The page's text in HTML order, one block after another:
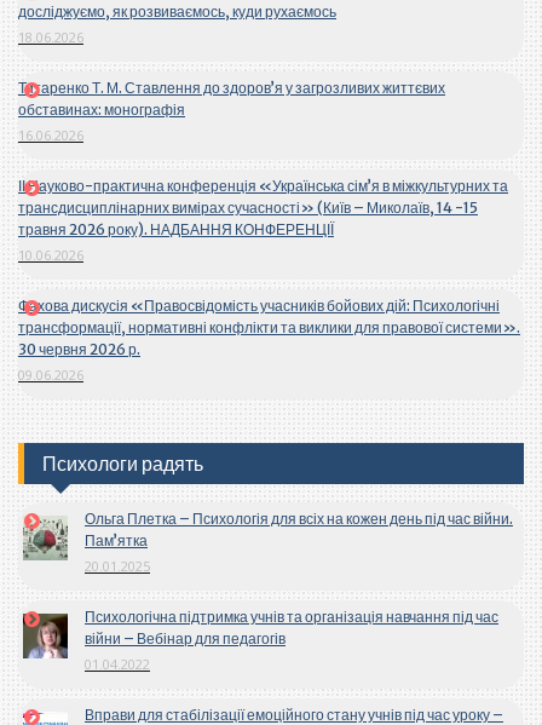
досліджуємо, як розвиваємось, куди рухаємось
18.06.2026
Титаренко Т. М. Ставлення до здоров’я у загрозливих життєвих
обставинах: монографія
16.06.2026
ІІ Науково-практична конференція «Українська сім’я в міжкультурних та
трансдисциплінарних вимірах сучасності» (Київ – Миколаїв, 14 -15
травня 2026 року). НАДБАННЯ КОНФЕРЕНЦІЇ
10.06.2026
Фахова дискусія «Правосвідомість учасників бойових дій: Психологічні
трансформації, нормативні конфлікти та виклики для правової системи».
30 червня 2026 р.
09.06.2026
Психологи радять
Ольга Плетка – Психологія для всіх на кожен день під час війни.
Пам’ятка
20.01.2025
Психологічна підтримка учнів та організація навчання під час
війни – Вебінар для педагогів
01.04.2022
Вправи для стабілізації емоційного стану учнів під час уроку –